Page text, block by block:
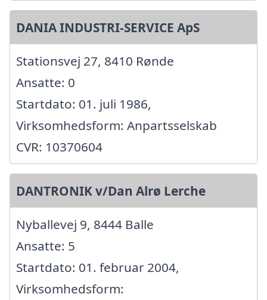
DANIA INDUSTRI-SERVICE ApS
Stationsvej 27, 8410 Rønde
Ansatte: 0
Startdato: 01. juli 1986,
Virksomhedsform: Anpartsselskab
CVR: 10370604
DANTRONIK v/Dan Alrø Lerche
Nyballevej 9, 8444 Balle
Ansatte: 5
Startdato: 01. februar 2004,
Virksomhedsform: